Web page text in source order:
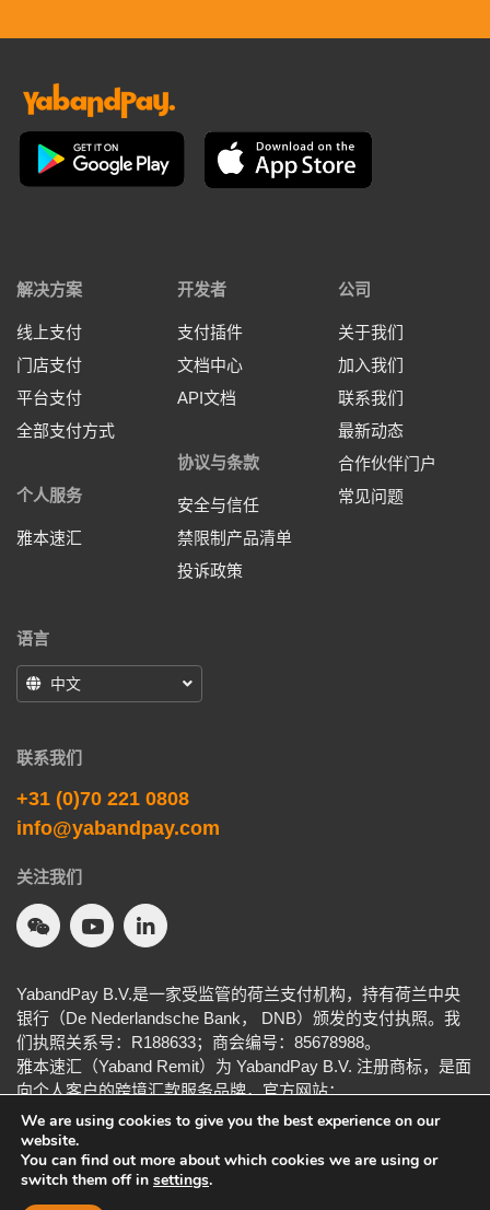
解决方案
线上支付
门店支付
平台支付
全部支付方式
个人服务
雅本速汇
开发者
支付插件
文档中心
API文档
协议与条款
安全与信任
禁限制产品清单
投诉政策
公司
关于我们
加入我们
联系我们
最新动态
合作伙伴门户
常见问题
语言
中文
联系我们
+31 (0)70 221 0808
info@yabandpay.com
关注我们
YabandPay B.V.是一家受监管的荷兰支付机构，持有荷兰中央
银行（De Nederlandsche Bank， DNB）颁发的支付执照。我
们执照关系号：R188633；商会编号：85678988。
雅本速汇（Yaband Remit）为 YabandPay B.V. 注册商标，是面
向个人客户的跨境汇款服务品牌，官方网站：
yabandremit.com。
通用条款
We are using cookies to give you the best experience on our
website.
You can find out more about which cookies we are using or
switch them off in settings.